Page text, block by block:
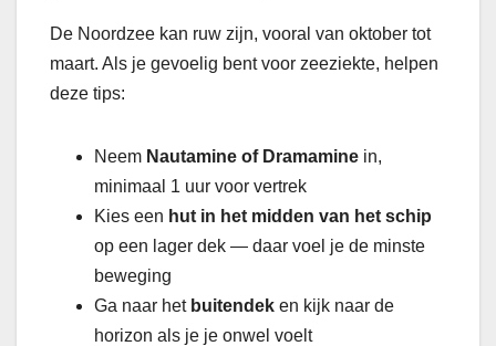
De Noordzee kan ruw zijn, vooral van oktober tot
maart. Als je gevoelig bent voor zeeziekte, helpen
deze tips:
Neem Nautamine of Dramamine in,
minimaal 1 uur voor vertrek
Kies een hut in het midden van het schip
op een lager dek — daar voel je de minste
beweging
Ga naar het buitendek en kijk naar de
horizon als je je onwel voelt